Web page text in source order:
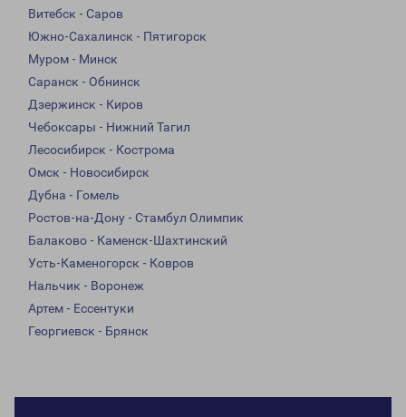
Витебск - Саров
Южно-Сахалинск - Пятигорск
Муром - Минск
Саранск - Обнинск
Дзержинск - Киров
Чебоксары - Нижний Тагил
Лесосибирск - Кострома
Омск - Новосибирск
Дубна - Гомель
Ростов-на-Дону - Стамбул Олимпик
Балаково - Каменск-Шахтинский
Усть-Каменогорск - Ковров
Нальчик - Воронеж
Артем - Ессентуки
Георгиевск - Брянск